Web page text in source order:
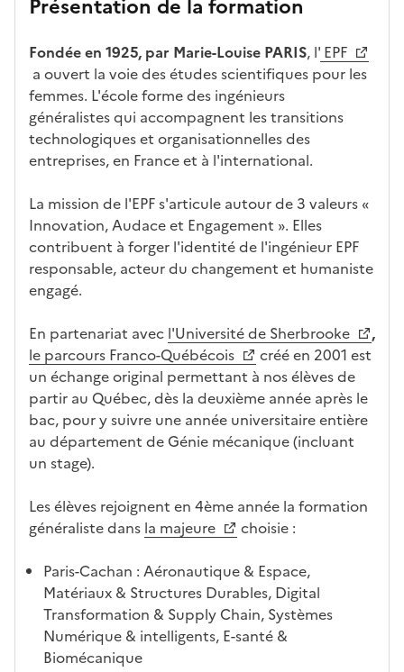
e
o
r
m
a
t
i
n
d
a
n
a
z
o
n
e
d
o
u
a
n
t
e
ses
act
éris
tiq
ues
par
ssemen
t
o
ali
té
s
d
e
c
n
di
d
at
s
ac
cè
s à
la
fo
rm
on
re
dé
bo
és
l'ét
abl
Présentation de la formation
Fondée en 1925, par Marie-Louise PARIS, l' EPF
a ouvert la voie des études scientifiques pour les
femmes. L'école forme des ingénieurs
généralistes qui accompagnent les transitions
technologiques et organisationnelles des
entreprises, en France et à l'international.
La mission de l'EPF s'articule autour de 3 valeurs «
Innovation, Audace et Engagement ». Elles
contribuent à forger l'identité de l'ingénieur EPF
responsable, acteur du changement et humaniste
engagé.
En partenariat avec l'Université de Sherbrooke
,
le parcours Franco-Québécois
créé en 2001 est
un échange original permettant à nos élèves de
partir au Québec, dès la deuxième année après le
bac, pour y suivre une année universitaire entière
au département de Génie mécanique (incluant
un stage).
Les élèves rejoignent en 4ème année la formation
généraliste dans la majeure
choisie :
Paris-Cachan : Aéronautique & Espace,
Matériaux & Structures Durables, Digital
Transformation & Supply Chain, Systèmes
Numérique & intelligents, E-santé &
Biomécanique